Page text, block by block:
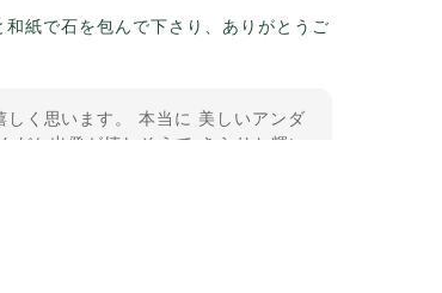
紙で石を包んで下さり、ありがとうご
く思います。 本当に 美しいアンダ
か出発が嬉しそうで きらりと輝い